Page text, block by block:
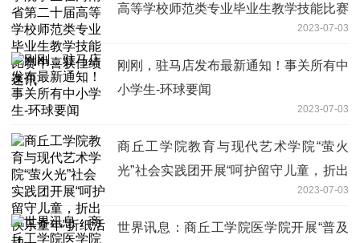
高等学校师范类专业毕业生教学技能比赛
2023-07-03
刚刚，驻马店发布最新通知！事关所有中
小学生-环球要闻
2023-07-03
商丘工学院教育与现代艺术学院“萤火
光”社会实践团开展“呵护留守儿童，折出
2023-07-03
世界讯息：商丘工学院医学院开展“普及